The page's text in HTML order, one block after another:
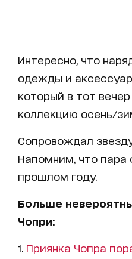
Интересно, что
одежды и
который в тот
коллекцию осень/
Сопровождал
Напомним, что пара
прошлом году.
Больше
Чопри:
1. Приянка Чопра